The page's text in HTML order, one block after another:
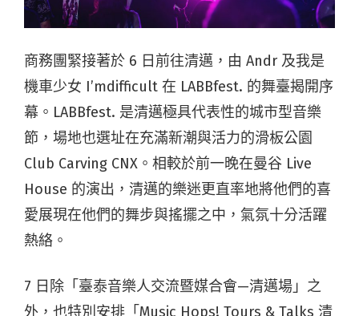
商務團緊接著於 6 日前往清邁，由 Andr 及我是
機車少女 I’mdifficult 在 LABBfest. 的舞臺揭開序
幕。LABBfest. 是清邁極具代表性的城市型音樂
節，場地也選址在充滿新潮與活力的滑板公園
Club Carving CNX。相較於前一晚在曼谷 Live
House 的演出，清邁的樂迷更直率地將他們的喜
愛展現在他們的舞步與搖擺之中，氣氛十分活躍
熱絡。
7 日除「臺泰音樂人交流暨媒合會—清邁場」之
外，也特別安排「Music Hops! Tours & Talks 清